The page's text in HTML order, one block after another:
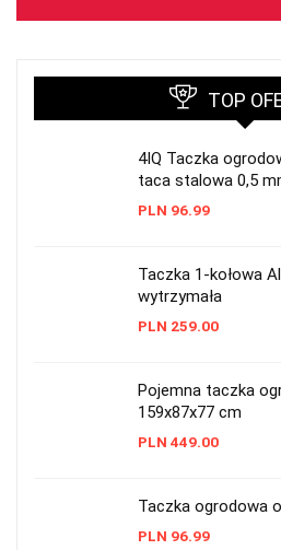
TOP
4IQ Taczka
taca stalowa 0,5
PLN 96.99
Taczka 1-kołowa
wytrzymała
PLN 259.00
Pojemna taczka
159x87x77 cm
PLN 449.00
Taczka ogrodowa
PLN 96.99